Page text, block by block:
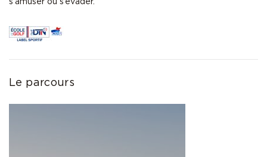
Le parcours